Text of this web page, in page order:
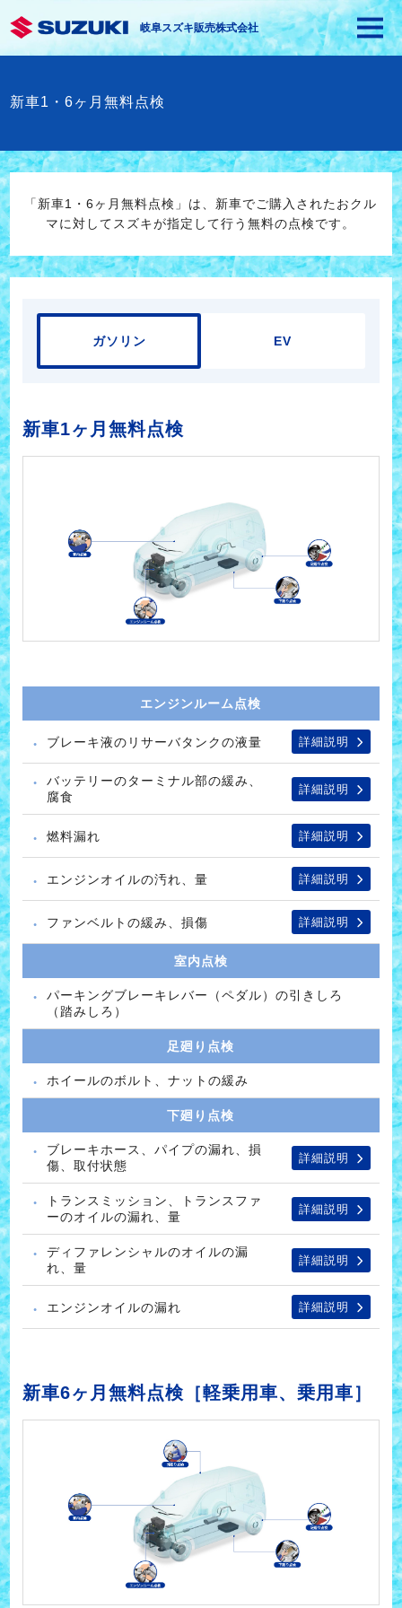
岐阜スズキ販売株式会社
新車1・6ヶ月無料点検
「新車1・6ヶ月無料点検」は、新車でご購入されたおクル
マに対してスズキが指定して行う無料の点検です。
ガソリン EV
新車1ヶ月無料点検
エンジンルーム点検
ブレーキ液のリサーバタンクの液量 詳細説明
バッテリーのターミナル部の緩み、
腐食
詳細説明
燃料漏れ 詳細説明
エンジンオイルの汚れ、量 詳細説明
ファンベルトの緩み、損傷 詳細説明
室内点検
パーキングブレーキレバー（ペダル）の引きしろ
（踏みしろ）
足廻り点検
ホイールのボルト、ナットの緩み
下廻り点検
ブレーキホース、パイプの漏れ、損
傷、取付状態
詳細説明
トランスミッション、トランスファ
ーのオイルの漏れ、量
詳細説明
ディファレンシャルのオイルの漏
れ、量
詳細説明
エンジンオイルの漏れ 詳細説明
新車6ヶ月無料点検［軽乗用車、乗用車］